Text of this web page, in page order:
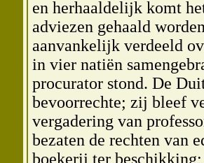
en herhaaldelijk komt
adviezen gehaald
aanvankelijk verdeeld
in vier natiën
procurator stond. De
bevoorrechte; zij bleef
vergadering van
bezaten de rechten van
boekerij ter beschikking;